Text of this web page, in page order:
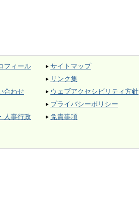
フィール
合わせ
人事行政
サイトマップ
リンク集
ウェブアクセシビリティ方針
プライバシーポリシー
免責事項